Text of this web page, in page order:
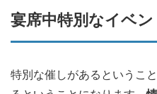
宴席中特別なイベ
特別な催しがあるというこ